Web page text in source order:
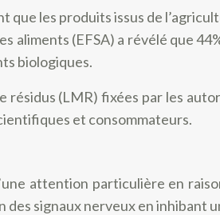
que les produits issus de
aliments (EFSA) a révélé que
biologiques.
(LMR) fixées par les
et consommateurs.
attention particulière en
signaux nerveux en inhibant